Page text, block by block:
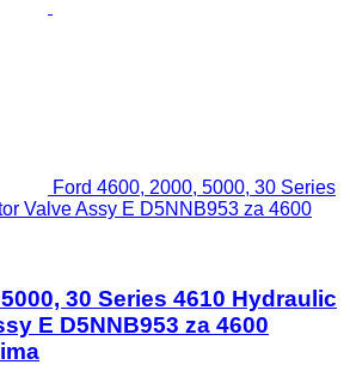
Ford 4600, 2000, 5000, 30 Series
Valve Assy E D5NNB953 za 4600
30 Series 4610 Hydraulic
E D5NNB953 za 4600